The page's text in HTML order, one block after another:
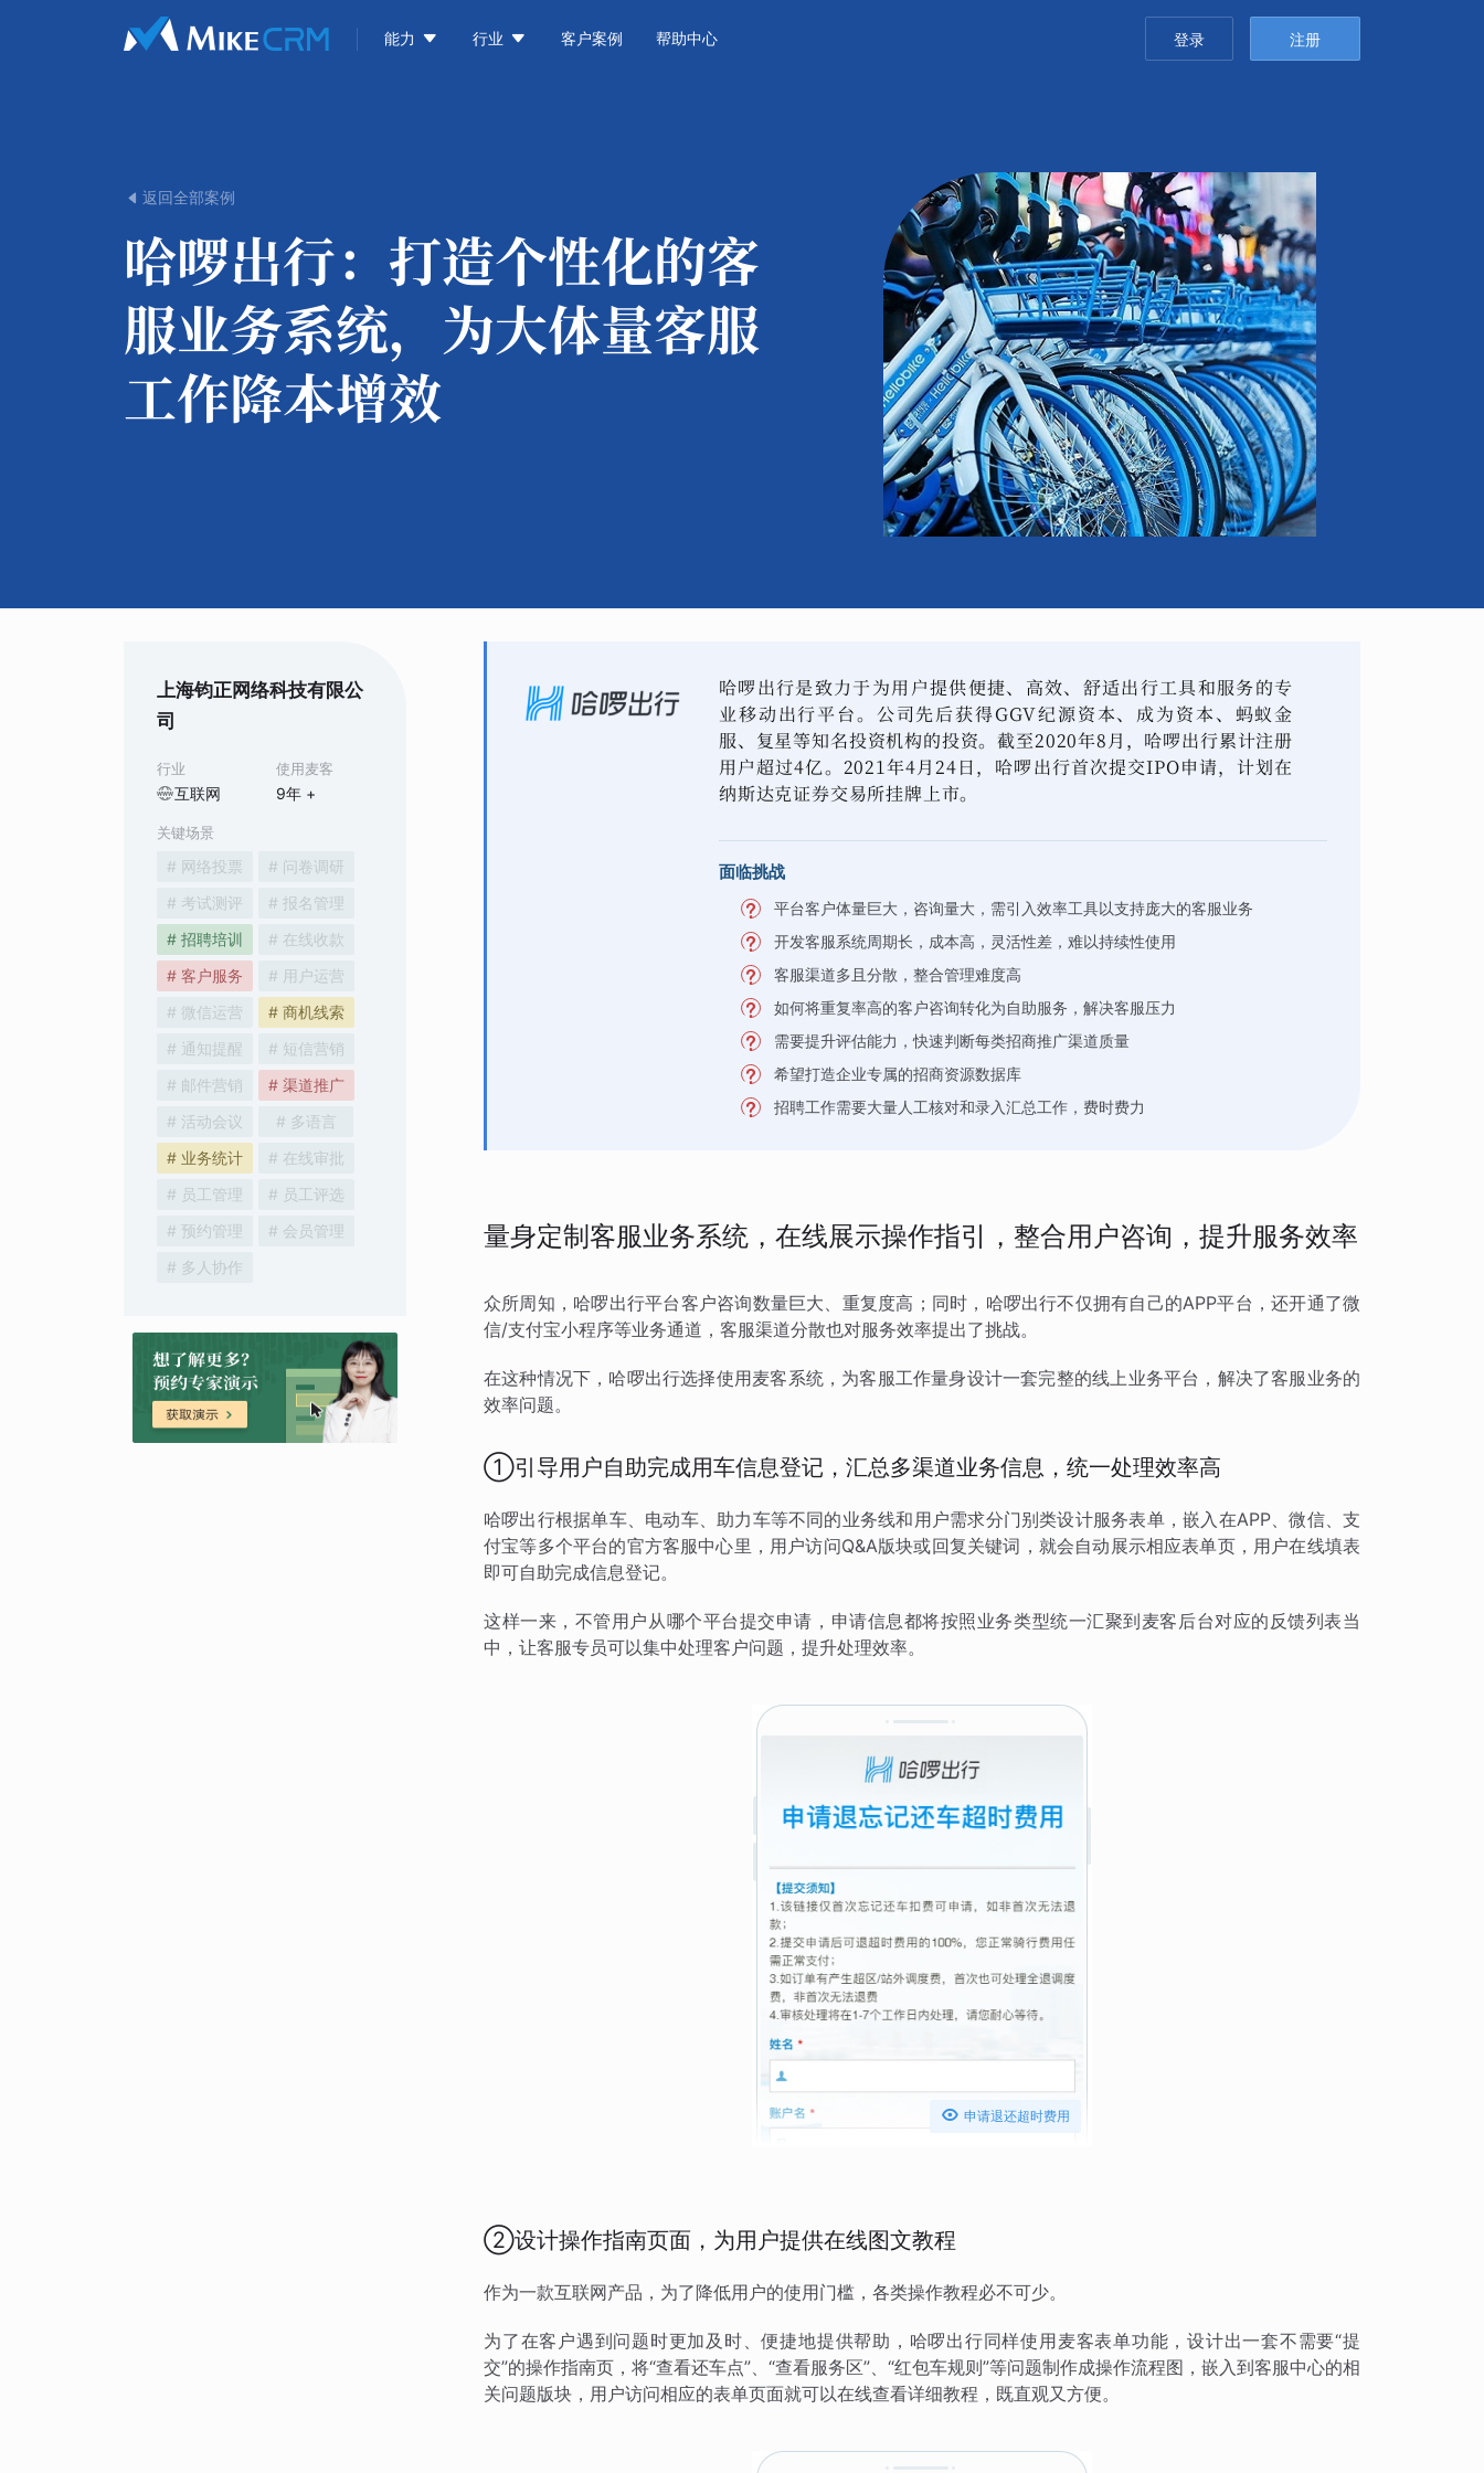
能力  行业  客户案例 帮助中心 登录 注册
 返回全部案例
哈啰出行： 打造个性化的客
服业务系统，为大体量客服
工作降本增效
上海钧正网络科技有限公
司
行业
互联网
使用麦客
9年 +
关键场景
# 网络投票
# 问卷调研
# 考试测评
# 报名管理
# 招聘培训
# 在线收款
# 客户服务
# 用户运营
# 微信运营
# 商机线索
# 通知提醒
# 短信营销
# 邮件营销
# 渠道推广
# 活动会议
# 多语言
# 业务统计
# 在线审批
# 员工管理
# 员工评选
# 预约管理
# 会员管理
# 多人协作
哈啰出行是致力于为用户提供便捷、高效、舒适出行工具和服务的专
业移动出行平台。公司先后获得GGV纪源资本、成为资本、蚂蚁金
服、复星等知名投资机构的投资。截至2020年8月，哈啰出行累计注册
用户超过4亿。2021年4月24日，哈啰出行首次提交IPO申请，计划在
纳斯达克证券交易所挂牌上市。
面临挑战
平台客户体量巨大，咨询量大，需引入效率工具以支持庞大的客服业务
开发客服系统周期长，成本高，灵活性差，难以持续性使用
客服渠道多且分散，整合管理难度高
如何将重复率高的客户咨询转化为自助服务，解决客服压力
需要提升评估能力，快速判断每类招商推广渠道质量
希望打造企业专属的招商资源数据库
招聘工作需要大量人工核对和录入汇总工作，费时费力
量身定制客服业务系统，在线展示操作指引，整合用户咨询，提升服务效率
众所周知，哈啰出行平台客户咨询数量巨大、重复度高；同时，哈啰出行不仅拥有自己的APP平台，还开通了微
信/支付宝小程序等业务通道，客服渠道分散也对服务效率提出了挑战。
在这种情况下，哈啰出行选择使用麦客系统，为客服工作量身设计一套完整的线上业务平台，解决了客服业务的
效率问题。
①引导用户自助完成用车信息登记，汇总多渠道业务信息，统一处理效率高
哈啰出行根据单车、电动车、助力车等不同的业务线和用户需求分门别类设计服务表单，嵌入在APP、微信、支
付宝等多个平台的官方客服中心里，用户访问Q&A版块或回复关键词，就会自动展示相应表单页，用户在线填表
即可自助完成信息登记。
这样一来，不管用户从哪个平台提交申请，申请信息都将按照业务类型统一汇聚到麦客后台对应的反馈列表当
中，让客服专员可以集中处理客户问题，提升处理效率。
 申请退还超时费用
②设计操作指南页面，为用户提供在线图文教程
作为一款互联网产品，为了降低用户的使用门槛，各类操作教程必不可少。
为了在客户遇到问题时更加及时、便捷地提供帮助，哈啰出行同样使用麦客表单功能，设计出一套不需要“提
交”的操作指南页，将“查看还车点”、“查看服务区”、“红包车规则”等问题制作成操作流程图，嵌入到客服中心的相
关问题版块，用户访问相应的表单页面就可以在线查看详细教程，既直观又方便。